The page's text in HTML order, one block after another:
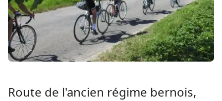
Route de l'ancien régime bernois,